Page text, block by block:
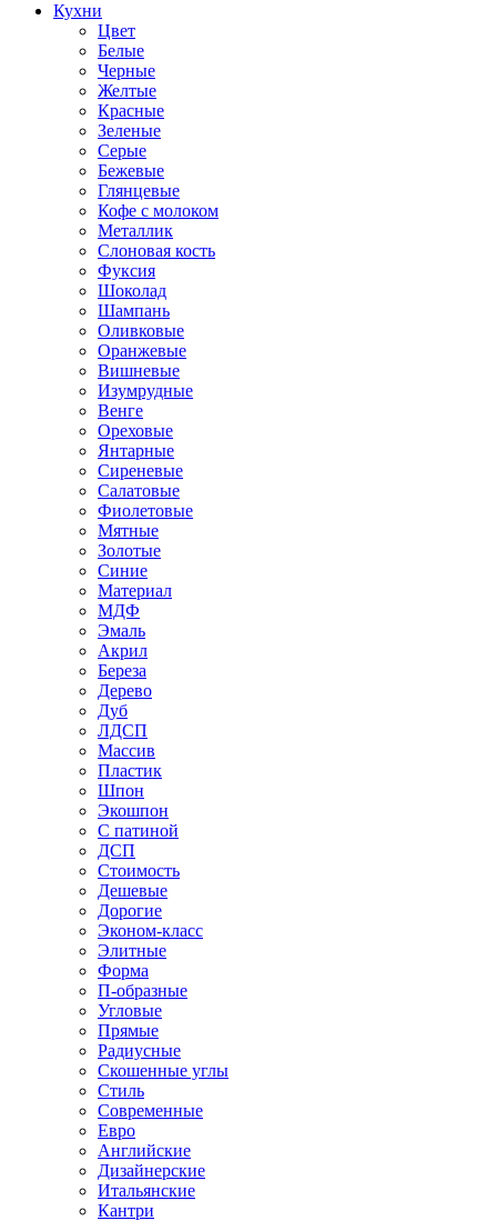
Кухни
Цвет
Белые
Черные
Желтые
Красные
Зеленые
Серые
Бежевые
Глянцевые
Кофе с молоком
Металлик
Слоновая кость
Фуксия
Шоколад
Шампань
Оливковые
Оранжевые
Вишневые
Изумрудные
Венге
Ореховые
Янтарные
Сиреневые
Салатовые
Фиолетовые
Мятные
Золотые
Синие
Материал
МДФ
Эмаль
Акрил
Береза
Дерево
Дуб
ЛДСП
Массив
Пластик
Шпон
Экошпон
С патиной
ДСП
Стоимость
Дешевые
Дорогие
Эконом-класс
Элитные
Форма
П-образные
Угловые
Прямые
Радиусные
Скошенные углы
Стиль
Современные
Евро
Английские
Дизайнерские
Итальянские
Кантри